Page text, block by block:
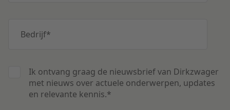
Bedrijf*
Ik ontvang graag de nieuwsbrief van Dirkzwager
met nieuws over actuele onderwerpen, updates
en relevante kennis.*